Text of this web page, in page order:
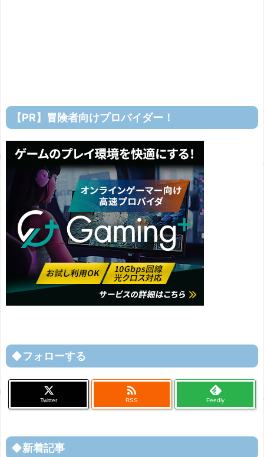
【PR】冒険者向けプロバイダー！
◆フォローする
Twitter

RSS Feedly
◆新着記事